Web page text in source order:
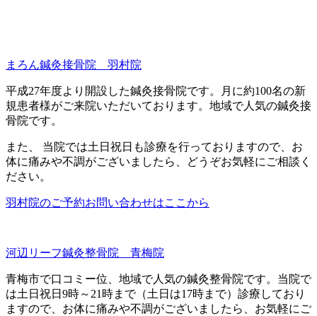
まろん鍼灸接骨院 羽村院
平成27年度より開設した鍼灸接骨院です。月に約100名の新
規患者様がご来院いただいております。地域で人気の鍼灸接
骨院です。
また、 当院では土日祝日も診療を行っておりますので、お
体に痛みや不調がございましたら、どうぞお気軽にご相談く
ださい。
羽村院のご予約お問い合わせはここから
河辺リーフ鍼灸整骨院 青梅院
青梅市で口コミー位、地域で人気の鍼灸整骨院です。当院で
は土日祝日9時～21時まで（土日は17時まで）診療しており
ますので、お体に痛みや不調がございましたら、お気軽にご